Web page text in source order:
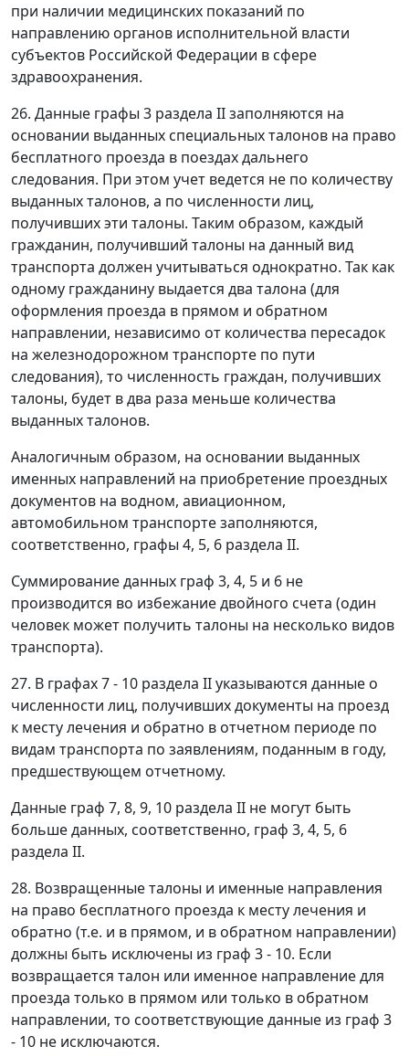
при наличии медицинских показаний по
направлению органов исполнительной власти
субъектов Российской Федерации в сфере
здравоохранения.
26. Данные графы 3 раздела II заполняются на
основании выданных специальных талонов на право
бесплатного проезда в поездах дальнего
следования. При этом учет ведется не по количеству
выданных талонов, а по численности лиц,
получивших эти талоны. Таким образом, каждый
гражданин, получивший талоны на данный вид
транспорта должен учитываться однократно. Так как
одному гражданину выдается два талона (для
оформления проезда в прямом и обратном
направлении, независимо от количества пересадок
на железнодорожном транспорте по пути
следования), то численность граждан, получивших
талоны, будет в два раза меньше количества
выданных талонов.
Аналогичным образом, на основании выданных
именных направлений на приобретение проездных
документов на водном, авиационном,
автомобильном транспорте заполняются,
соответственно, графы 4, 5, 6 раздела II.
Суммирование данных граф 3, 4, 5 и 6 не
производится во избежание двойного счета (один
человек может получить талоны на несколько видов
транспорта).
27. В графах 7 - 10 раздела II указываются данные о
численности лиц, получивших документы на проезд
к месту лечения и обратно в отчетном периоде по
видам транспорта по заявлениям, поданным в году,
предшествующем отчетному.
Данные граф 7, 8, 9, 10 раздела II не могут быть
больше данных, соответственно, граф 3, 4, 5, 6
раздела II.
28. Возвращенные талоны и именные направления
на право бесплатного проезда к месту лечения и
обратно (т.е. и в прямом, и в обратном направлении)
должны быть исключены из граф 3 - 10. Если
возвращается талон или именное направление для
проезда только в прямом или только в обратном
направлении, то соответствующие данные из граф 3
- 10 не исключаются.